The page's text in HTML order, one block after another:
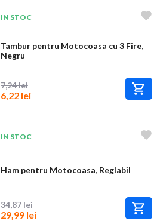
IN STOC
Tambur pentru Motocoasa cu 3 Fire,
Negru
7,24 lei
6,22 lei
IN STOC
Ham pentru Motocoasa, Reglabil
34,87 lei
29,99 lei